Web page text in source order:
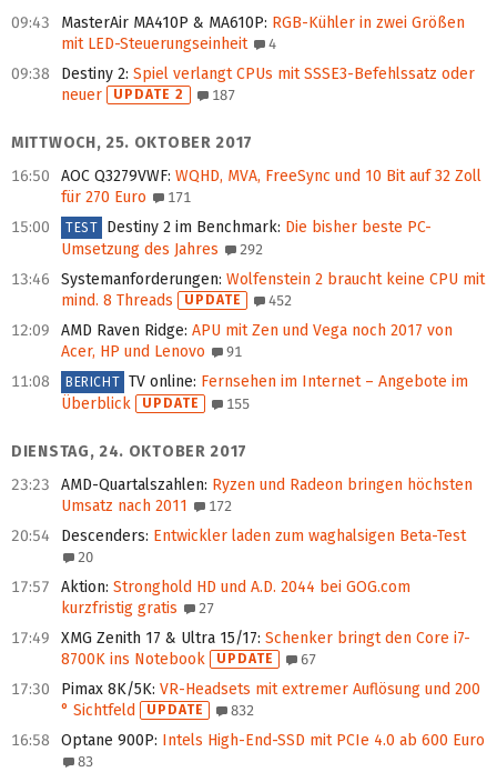
09:43 MasterAir MA410P & MA610P: RGB-Kühler in zwei Größen
mit LED-Steuerungseinheit
4
09:38 Destiny 2: Spiel verlangt CPUs mit SSSE3-Befehlssatz oder
neuer
UPDATE 2 187
MITTWOCH, 25. OKTOBER 2017
16:50
AOC Q3279VWF: WQHD, MVA, FreeSync und 10 Bit auf 32 Zoll
für 270 Euro
171
15:00 TEST Destiny 2 im Benchmark: Die bisher beste PC-
Umsetzung des Jahres
292
13:46 Systemanforderungen: Wolfenstein 2 braucht keine CPU mit
mind. 8 Threads
UPDATE 452
12:09 AMD Raven Ridge: APU mit Zen und Vega noch 2017 von
Acer, HP und Lenovo
91
11:08 BERICHT TV online: Fernsehen im Internet – Angebote im
Überblick
UPDATE 155
DIENSTAG, 24. OKTOBER 2017
23:23
AMD-Quartalszahlen: Ryzen und Radeon bringen höchsten
Umsatz nach 2011
172
20:54 Descenders: Entwickler laden zum waghalsigen Beta-Test
20
17:57 Aktion: Stronghold HD und A.D. 2044 bei GOG.com
kurzfristig gratis
27
17:49 XMG Zenith 17 & Ultra 15/17: Schenker bringt den Core i7-
8700K ins Notebook
UPDATE 67
17:30 Pimax 8K/5K: VR-Headsets mit extremer Auflösung und 200
° Sichtfeld
UPDATE 832
16:58 Optane 900P: Intels High-End-SSD mit PCIe 4.0 ab 600 Euro
83